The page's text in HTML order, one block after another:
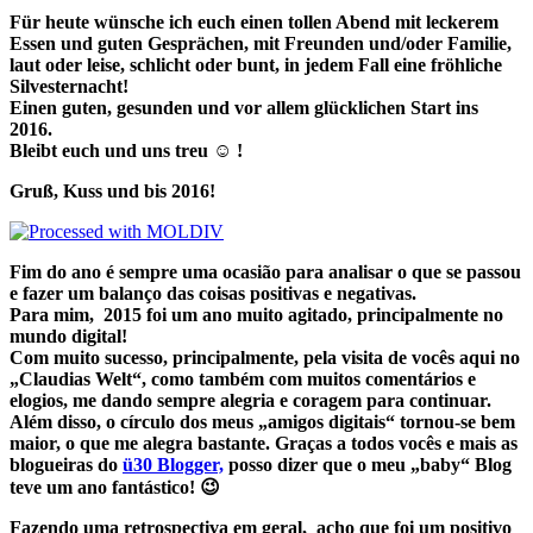
Für heute wünsche ich euch einen tollen Abend mit leckerem
Essen und guten Gesprächen, mit Freunden und/oder Familie,
laut oder leise, schlicht oder bunt, in jedem Fall eine fröhliche
Silvesternacht!
Einen guten, gesunden und vor allem glücklichen Start ins
2016.
Bleibt euch und uns treu ☺ !
Gruß, Kuss und bis 2016!
Fim do ano é sempre uma ocasião para analisar o que se passou
e fazer um balanço das coisas positivas e negativas.
Para mim, 2015 foi um ano muito agitado, principalmente no
mundo digital!
Com muito sucesso, principalmente, pela visita de vocês aqui no
„Claudias Welt“, como também com muitos comentários e
elogios, me dando sempre alegria e coragem para continuar.
Além disso, o círculo dos meus „amigos digitais“ tornou-se bem
maior, o que me alegra bastante. Graças a todos vocês e mais as
blogueiras do ü30 Blogger, posso dizer que o meu „baby“ Blog
teve um ano fantástico! 😉
Fazendo uma retrospectiva em geral, acho que foi um positivo